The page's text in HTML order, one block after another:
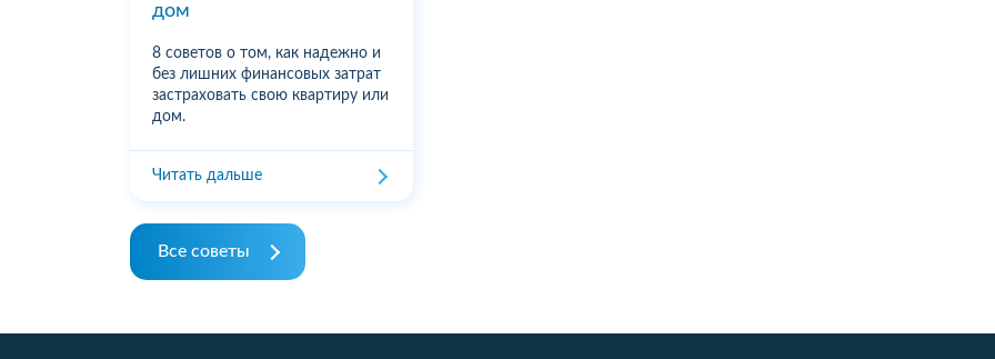
дом
8 советов о том, как надежно и
без лишних финансовых затрат
застраховать свою квартиру или
дом.
Читать дальше
Все советы